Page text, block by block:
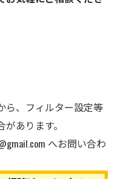
ら、フィルター設定等
あります。
へお問い合わ